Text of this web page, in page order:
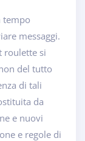
tempo
messaggi.
roulette si
del tutto
di tali
da
e nuovi
e regole di